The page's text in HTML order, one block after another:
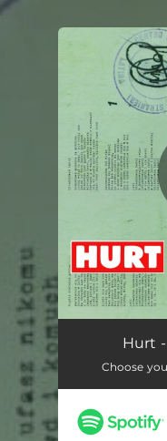
You're
AlarmHurt
Choose
.